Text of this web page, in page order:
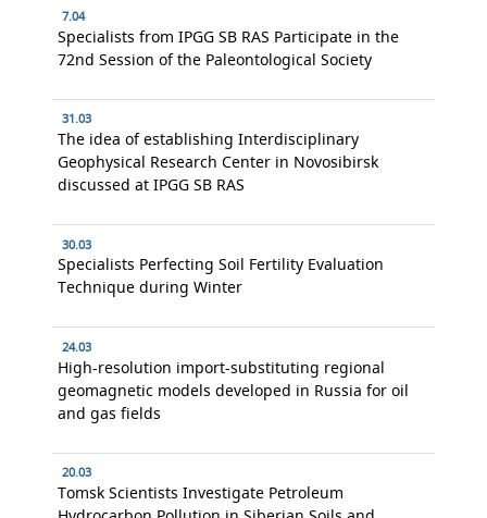
7.04
Specialists from IPGG SB RAS Participate in the
72nd Session of the Paleontological Society
31.03
The idea of establishing Interdisciplinary
Geophysical Research Center in Novosibirsk
discussed at IPGG SB RAS
30.03
Specialists Perfecting Soil Fertility Evaluation
Technique during Winter
24.03
High-resolution import-substituting regional
geomagnetic models developed in Russia for oil
and gas fields
20.03
Tomsk Scientists Investigate Petroleum